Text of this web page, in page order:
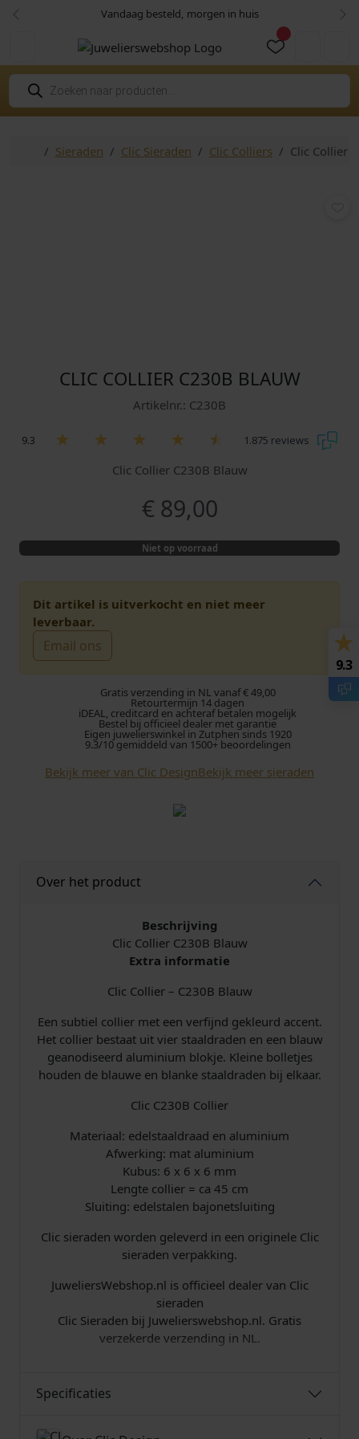
Skip to content
Skip to footer Vandaag besteld, morgen in huis
Vorige
Account
P
o
d
HomeSieraden Clic Sieraden Clic Colliers Clic Collier
CLIC COLLIER C230B BLAUW
Artikelnr.: C230B
9.3 1.875 reviews
Clic Collier C230B Blauw
€89,00
Niet op voorraad
Dit artikel is uitverkocht en niet meer
leverbaar.
Email ons
Gratis verzending in NL vanaf € 49,00
Retourtermijn 14 dagen
iDEAL, creditcard en achteraf betalen mogelijk
Bestel bij officieel dealer met garantie
Eigen juwelierswinkel in Zutphen sinds 1920
9.3/10 gemiddeld van 1500+ beoordelingen
Bekijk meer van Clic DesignBekijk meer sieraden
Over het product
Beschrijving
Clic Collier C230B Blauw
Extra informatie
Clic Collier – C230B Blauw
Een subtiel collier met een verfijnd gekleurd accent.
Het collier bestaat uit vier staaldraden en een blauw
geanodiseerd aluminium blokje. Kleine bolletjes
houden de blauwe en blanke staaldraden bij elkaar.
Clic C230B Collier
Materiaal: edelstaaldraad en aluminium
Afwerking: mat aluminium
Kubus: 6 x 6 x 6 mm
Lengte collier = ca 45 cm
Sluiting: edelstalen bajonetsluiting
Clic sieraden worden geleverd in een originele Clic
sieraden verpakking.
JuweliersWebshop.nl is officieel dealer van Clic
sieraden
Clic Sieraden bij Juwelierswebshop.nl. Gratis
verzekerde verzending in NL.
Specificaties
9.3